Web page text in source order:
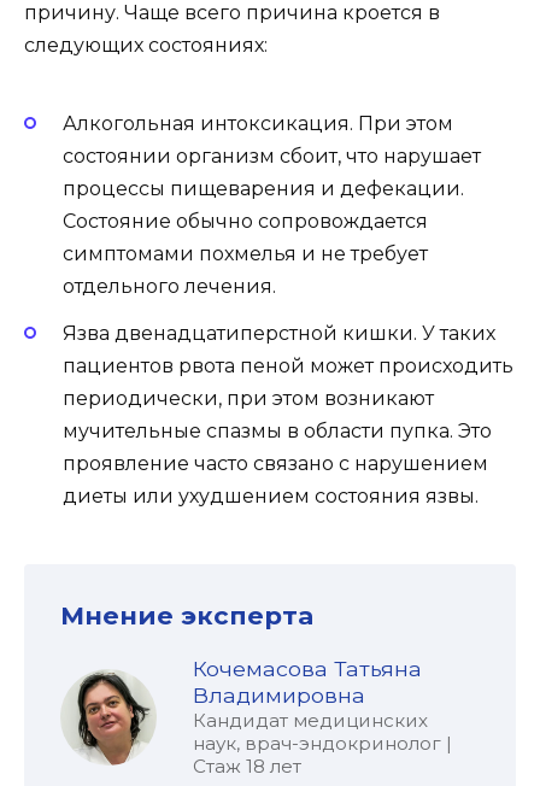
причину. Чаще всего причина кроется в
следующих состояниях:
Алкогольная интоксикация. При этом
состоянии организм сбоит, что нарушает
процессы пищеварения и дефекации.
Состояние обычно сопровождается
симптомами похмелья и не требует
отдельного лечения.
Язва двенадцатиперстной кишки. У таких
пациентов рвота пеной может происходить
периодически, при этом возникают
мучительные спазмы в области пупка. Это
проявление часто связано с нарушением
диеты или ухудшением состояния язвы.
Мнение эксперта
Кочемасова Татьяна
Владимировна
Кандидат медицинских
наук, врач-эндокринолог |
Стаж 18 лет